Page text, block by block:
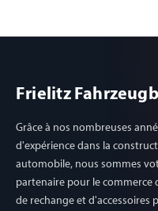
Frielitz
Grâce à nos nombreuses
d'expérience dans la
automobile, nous sommes
partenaire pour le commerce
de rechange et d'accessoires